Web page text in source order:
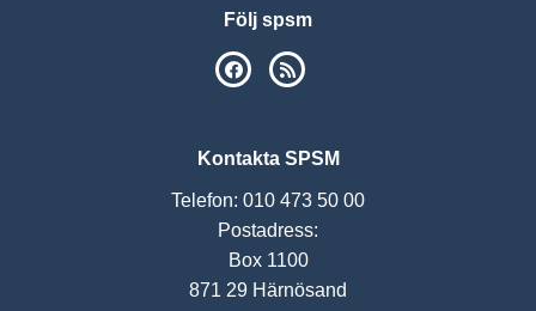
Följ spsm
SPSM på Facebook
Kontakta SPSM
Telefon: 010 473 50 00
Postadress:
Box 1100
871 29 Härnösand